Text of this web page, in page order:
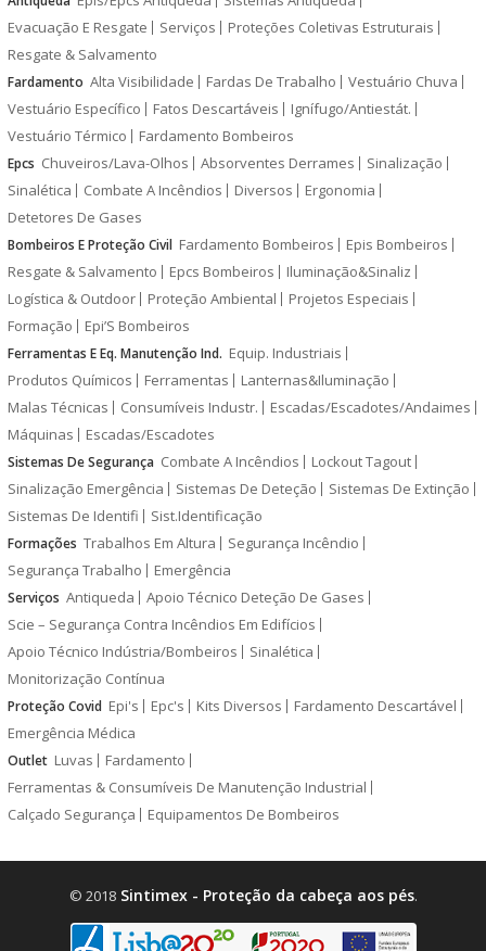
Evacuação E Resgate
Serviços
Proteções Coletivas Estruturais
Resgate & Salvamento
Fardamento Alta Visibilidade Fardas De Trabalho
Vestuário Chuva
Vestuário Específico
Fatos Descartáveis
Ignífugo/Antiestát.
Vestuário Térmico
Fardamento Bombeiros
Epcs Chuveiros/Lava-Olhos Absorventes Derrames
Sinalização
Sinalética
Combate A Incêndios Diversos
Ergonomia
Detetores De Gases
Bombeiros E Proteção Civil Fardamento Bombeiros
Epis Bombeiros
Resgate & Salvamento
Epcs Bombeiros
Iluminação&Sinaliz
Logística & Outdoor
Proteção Ambiental
Projetos Especiais
Formação
Epi’S Bombeiros
Ferramentas E Eq. Manutenção Ind. Equip. Industriais
Produtos Químicos
Ferramentas
Lanternas&Iluminação
Malas Técnicas
Consumíveis Industr.
Escadas/Escadotes/Andaimes
Máquinas
Escadas/Escadotes
Sistemas De Segurança Combate A Incêndios
Lockout Tagout
Sinalização Emergência
Sistemas De Deteção
Sistemas De Extinção
Sistemas De Identifi
Sist.Identificação
Formações Trabalhos Em Altura
Segurança Incêndio
Segurança Trabalho
Emergência
Serviços Antiqueda
Apoio Técnico Deteção De Gases
Scie – Segurança Contra Incêndios Em Edifícios
Apoio Técnico Indústria/Bombeiros
Sinalética
Monitorização Contínua
Proteção Covid Epi's Epc's Kits Diversos
Fardamento Descartável
Emergência Médica
Outlet Luvas
Fardamento
Ferramentas & Consumíveis De Manutenção Industrial
Calçado Segurança
Equipamentos De Bombeiros
© 2018Sintimex - Proteção da cabeça aos pés.